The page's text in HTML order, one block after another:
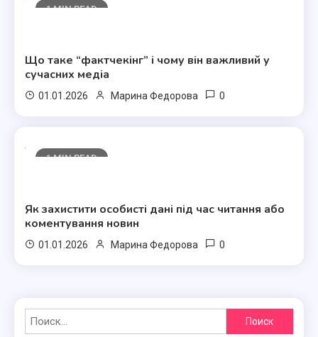
1 MIN READ
Що таке “фактчекінг” і чому він важливий у
сучасних медіа
01.01.2026 Марина Федорова 0
1 MIN READ
Як захистити особисті дані під час читання або
коментування новин
01.01.2026 Марина Федорова 0
Найти: